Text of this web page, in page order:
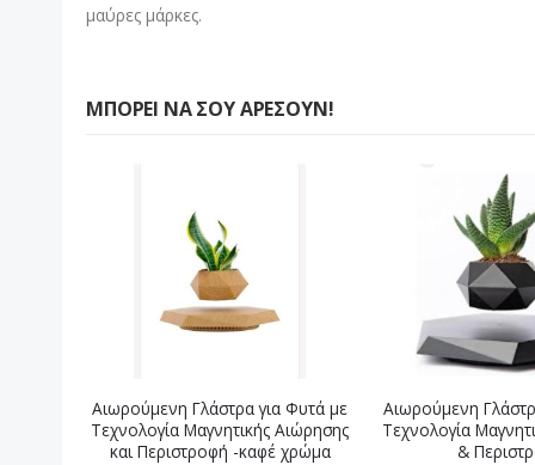
μαύρες μάρκες.
ΜΠΟΡΕΊ ΝΑ ΣΟΥ ΑΡΈΣΟΥΝ!
Αιωρούμενη Γλάστρα για Φυτά με
Τεχνολογία Μαγνητικής Αιώρησης
και Περιστροφή -καφέ χρώμα
Αιωρούμενη
Τεχνολογία
&